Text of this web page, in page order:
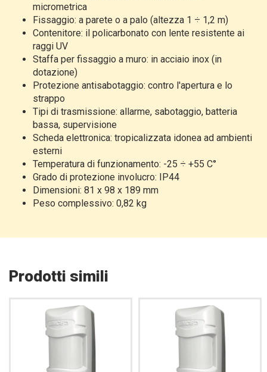
micrometrica
Fissaggio: a parete o a palo (altezza 1 ÷ 1,2 m)
Contenitore: il policarbonato con lente resistente ai
raggi UV
Staffa per fissaggio a muro: in acciaio inox (in
dotazione)
Protezione antisabotaggio: contro l'apertura e lo
strappo
Tipi di trasmissione: allarme, sabotaggio, batteria
bassa, supervisione
Scheda elettronica: tropicalizzata idonea ad ambienti
esterni
Temperatura di funzionamento: -25 ÷ +55 C°
Grado di protezione involucro: IP44
Dimensioni: 81 x 98 x 189 mm
Peso complessivo: 0,82 kg
Prodotti simili